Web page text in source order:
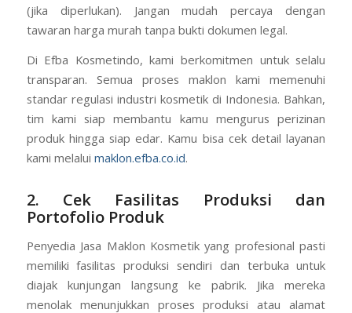
(jika diperlukan). Jangan mudah percaya dengan
tawaran harga murah tanpa bukti dokumen legal.
Di Efba Kosmetindo, kami berkomitmen untuk selalu
transparan. Semua proses maklon kami memenuhi
standar regulasi industri kosmetik di Indonesia. Bahkan,
tim kami siap membantu kamu mengurus perizinan
produk hingga siap edar. Kamu bisa cek detail layanan
kami melalui maklon.efba.co.id.
2. Cek Fasilitas Produksi dan
Portofolio Produk
Penyedia Jasa Maklon Kosmetik yang profesional pasti
memiliki fasilitas produksi sendiri dan terbuka untuk
diajak kunjungan langsung ke pabrik. Jika mereka
menolak menunjukkan proses produksi atau alamat